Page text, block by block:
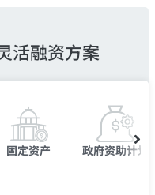
活融资方案
固定资产 政府资助计划